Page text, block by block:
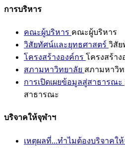
การบริหาร
คณะผู้บริหาร คณะผู้บริหาร
วิสัยทัศน์และยุทธศาสตร์ วิสัย
โครงสร้างองค์กร โครงสร้าง
สภามหาวิทยาลัย สภามหาวิท
การเปิดเผยข้อมูลสู่สาธารณะ
สาธารณะ
บริจาคให้จุฬาฯ
เหตุผลที่...ทำไมต้องบริจาคใ